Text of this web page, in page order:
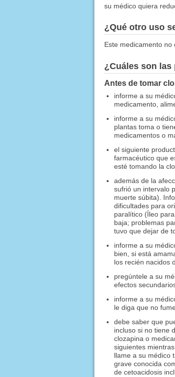
su médico quiera
¿Qué otro uso
Este medicamento
¿Cuáles son
Antes de tomar
informe a su
medicamento,
informe a su
plantas toma o
medicamentos o
el siguiente
farmacéutico que
esté tomando la
además de la
sufrió un intervalo
muerte súbita).
dificultades para
paralítico (Íleo
baja; problemas
tuvo que dejar de
informe a su
bien, si está
los recién nacidos
pregúntele a su
efectos
informe a su
le diga que no
debe saber que
incluso si no tiene
clozapina o
siguientes
llame a su médico
grave conocida
de cetoacidosis